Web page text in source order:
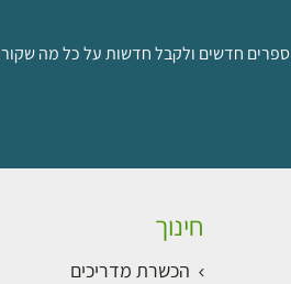
ספרים חדשים ולקבל חדשות על כל מה
חינוך
הכשרת מדריכים